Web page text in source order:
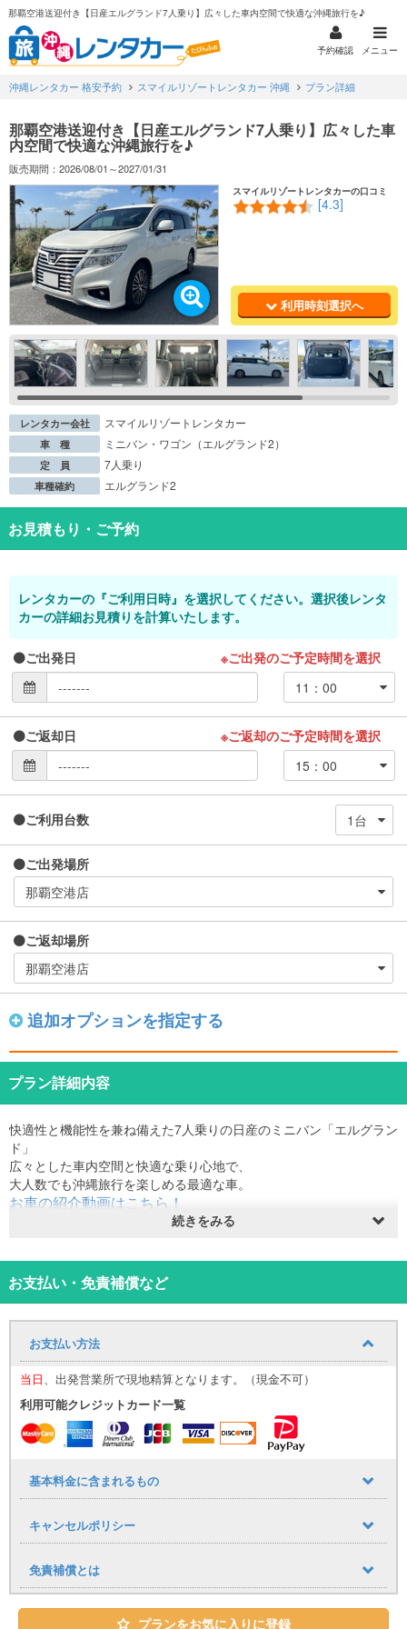
那覇空港送迎付き【日産エルグランド7人乗り】広々した車内空間で快適な沖縄旅行を♪
予約確認 メニュー
沖縄レンタカー 格安予約 スマイルリゾートレンタカー 沖縄 プラン詳細
那覇空港送迎付き【日産エルグランド7人乗り】広々した車
内空間で快適な沖縄旅行を♪
販売期間：2026/08/01～2027/01/31
スマイルリゾートレンタカーの口コミ
[4.3]
利用時刻選択へ
レンタカー会社 スマイルリゾートレンタカー
車 種 ミニバン・ワゴン（エルグランド2）
定 員 7人乗り
車種確約 エルグランド2
お見積もり・ご予約
レンタカーの『ご利用日時』を選択してください。選択後レンタ
カーの詳細お見積りを計算いたします。
ご出発日 ※ご出発のご予定時間を選択
ご返却日 ※ご返却のご予定時間を選択
ご利用台数
ご出発場所
ご返却場所
追加オプションを指定する
プラン詳細内容
快適性と機能性を兼ね備えた7人乗りの日産のミニバン「エルグラン
ド」
広々とした車内空間と快適な乗り心地で、
大人数でも沖縄旅行を楽しめる最適な車。
お車の紹介動画はこちら！
【那覇空港送迎プランについて】
かりません。
■送迎運行時間
９：３０～１７：３０
※１時間おきに運行しており、１７：３０まで同様に調整いたしま
す。
空港への送りは１７：００発が最終便となりますので、予めご了承
下さい。
■乗車場所
（ご予約時のお願い）
・到着便名
・到着時間
（公式LINE登録のお願い）
当日スムーズにご案内を行うため、ご予約後は必ず公式LINEのご登
録をお願いいたします。
続きをみる
お支払い・免責補償など
お支払い方法
当日、出発営業所で現地精算となります。（現金不可）
利用可能クレジットカード一覧
基本料金に含まれるもの
キャンセルポリシー
免責補償とは
プランをお気に入りに登録